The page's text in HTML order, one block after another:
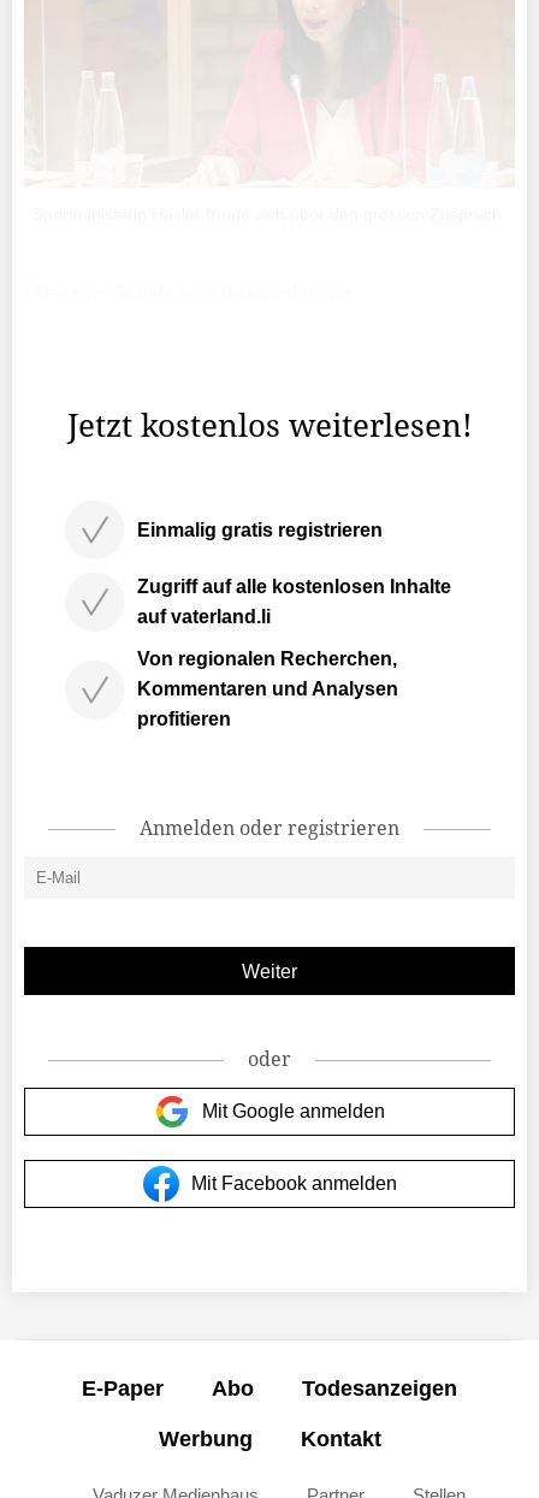
Jetzt kostenlos weiterlesen!
Einmalig gratis registrieren
Zugriff auf alle kostenlosen Inhalte
auf vaterland.li
Von regionalen Recherchen,
Kommentaren und Analysen
profitieren
Anmelden oder registrieren
oder
Mit Google anmelden
Mit Facebook anmelden
E-Paper Abo Todesanzeigen
Werbung Kontakt